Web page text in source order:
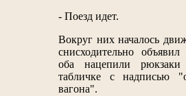
- Поезд идет.
Вокруг них началось
снисходительно
оба нацепили
табличке с надписью
вагона".